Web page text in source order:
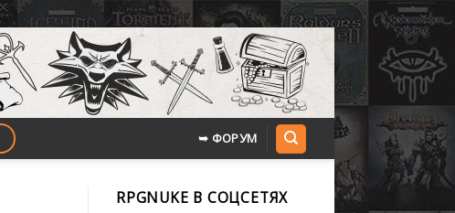
➥ ФОРУМ
RPGNUKE В СОЦСЕТЯХ